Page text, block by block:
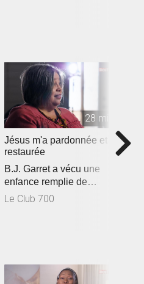
28 min
Jésus m'a pardonnée et
restaurée
B.J. Garret a vécu une
enfance remplie de
souffrances. À 15 ans, elle
Le Club 700